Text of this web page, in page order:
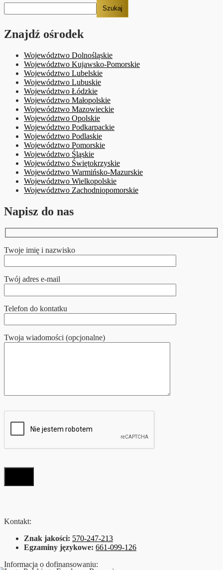
Szukaj
Znajdź ośrodek
Województwo Dolnośląskie
Województwo Kujawsko-Pomorskie
Województwo Lubelskie
Województwo Lubuskie
Województwo Łódzkie
Województwo Małopolskie
Województwo Mazowieckie
Województwo Opolskie
Województwo Podkarpackie
Województwo Podlaskie
Województwo Pomorskie
Województwo Śląskie
Województwo Świętokrzyskie
Województwo Warmińsko-Mazurskie
Województwo Wielkopolskie
Województwo Zachodniopomorskie
Napisz do nas
Twoje imię i nazwisko
Twój adres e-mail
Telefon do kontatku
Twoja wiadomości (opcjonalne)
Kontakt:
Znak jakości: 570-247-213
Egzaminy językowe: 661-099-126
Informacja o dofinansowaniu: